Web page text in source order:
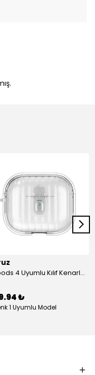
Airpods 4 Uyumlu Kılıf Kenarları Renkli Şeffaf Dilimli Silikon Ecruz Airbag 40 Uyumlu Kılıf
₺
1 Uyumlu Model